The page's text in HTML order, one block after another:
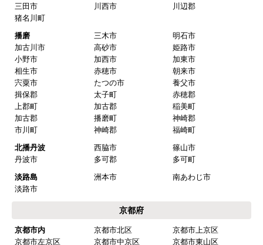
時期】2026年03月頃
【このショップを選んだ理由は？】
送料を含め価格が安かったから
【注文からどのくらいで届きましたか？】
翌日には届きました
【その他感想・コメント】
欲しい商品をスムーズに注文できましたか？
はい
三田市
川西市
川辺郡
猪名川町
播磨
三木市
明石市
加古川市
高砂市
姫路市
小野市
加西市
加東市
相生市
赤穂市
朝来市
宍粟市
たつの市
養父市
揖保郡
太子町
赤穂郡
上郡町
加古郡
稲美町
加古郡
播磨町
神崎郡
市川町
神崎郡
福崎町
北播丹波
西脇市
篠山市
丹波市
多可郡
多可町
淡路島
洲本市
南あわじ市
淡路市
京都府
京都市内 京都市北区
京都市上京区
京都市左京区
京都市中京区
京都市東山区